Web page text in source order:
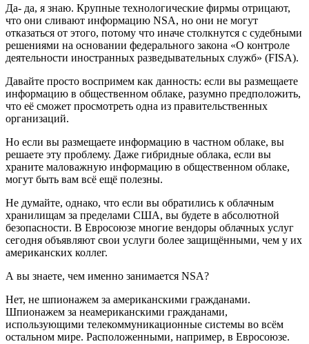
Да- да, я знаю. Крупные технологические фирмы отрицают,
что они сливают информацию NSA, но они не могут
отказаться от этого, потому что иначе столкнутся с судебными
решениями на основании федерального закона «О контроле
деятельности иностранных разведывательных служб» (FISA).
Давайте просто воспримем как данность: если вы размещаете
информацию в общественном облаке, разумно предположить,
что её сможет просмотреть одна из правительственных
организаций.
Но если вы размещаете информацию в частном облаке, вы
решаете эту проблему. Даже гибридные облака, если вы
храните маловажную информацию в общественном облаке,
могут быть вам всё ещё полезны.
Не думайте, однако, что если вы обратились к облачным
хранилищам за пределами США, вы будете в абсолютной
безопасности. В Евросоюзе многие вендоры облачных услуг
сегодня объявляют свои услуги более защищёнными, чем у их
американских коллег.
А вы знаете, чем именно занимается NSA?
Нет, не шпионажем за американскими гражданами.
Шпионажем за неамериканскими гражданами,
использующими телекоммуникационные системы во всём
остальном мире. Расположенными, например, в Евросоюзе.